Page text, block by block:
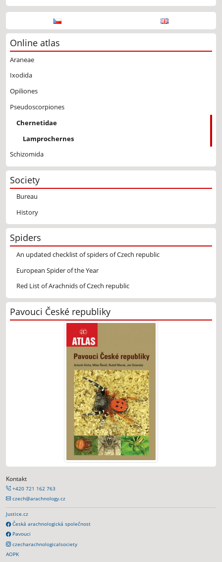
Online atlas
Araneae
Ixodida
Opiliones
Pseudoscorpiones
Chernetidae
Lamprochernes
Schizomida
Society
Bureau
History
Spiders
An updated checklist of spiders of Czech republic
European Spider of the Year
Red List of Arachnids of Czech republic
Pavouci České republiky
Kontakt
+420 721 162 763
czech@arachnology.cz
Justice.cz
Česká arachnologická společnost
Pavouci
czecharachnologicalsociety
AOPK